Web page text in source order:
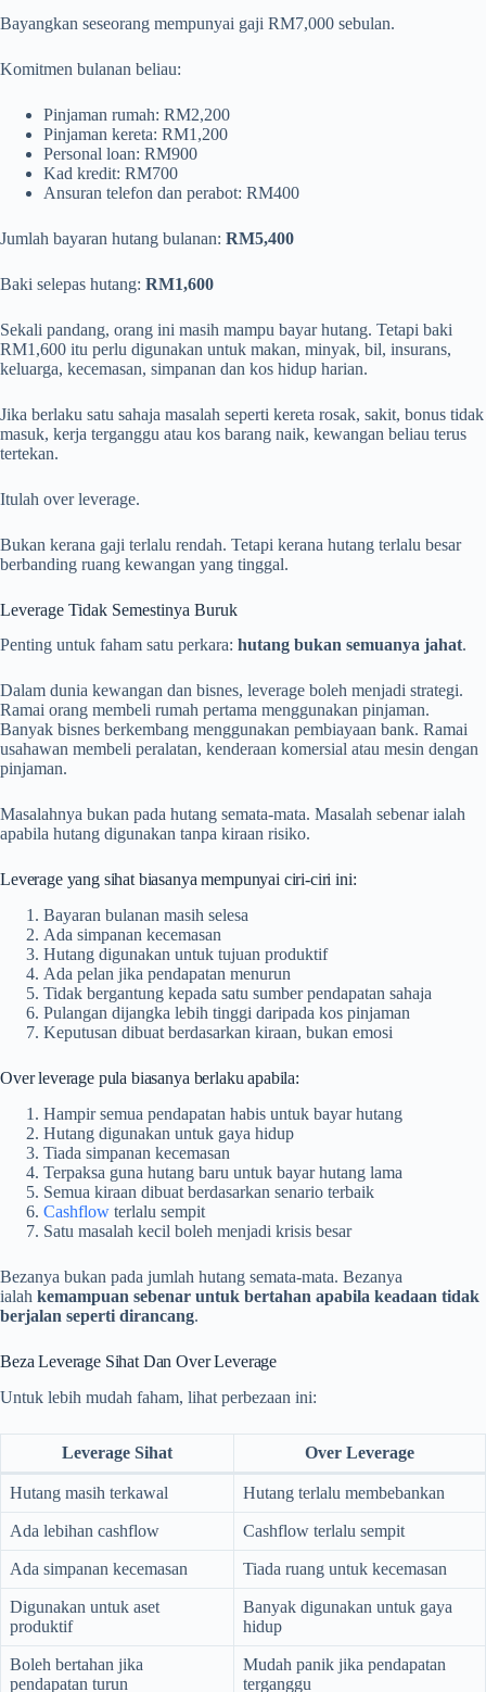
Bayangkan seseorang mempunyai gaji RM7,000 sebulan.
Komitmen bulanan beliau:
Pinjaman rumah: RM2,200
Pinjaman kereta: RM1,200
Personal loan: RM900
Kad kredit: RM700
Ansuran telefon dan perabot: RM400
Jumlah bayaran hutang bulanan: RM5,400
Baki selepas hutang: RM1,600
Sekali pandang, orang ini masih mampu bayar hutang. Tetapi baki
RM1,600 itu perlu digunakan untuk makan, minyak, bil, insurans,
keluarga, kecemasan, simpanan dan kos hidup harian.
Jika berlaku satu sahaja masalah seperti kereta rosak, sakit, bonus tidak
masuk, kerja terganggu atau kos barang naik, kewangan beliau terus
tertekan.
Itulah over leverage.
Bukan kerana gaji terlalu rendah. Tetapi kerana hutang terlalu besar
berbanding ruang kewangan yang tinggal.
Leverage Tidak Semestinya Buruk
Penting untuk faham satu perkara: hutang bukan semuanya jahat.
Dalam dunia kewangan dan bisnes, leverage boleh menjadi strategi.
Ramai orang membeli rumah pertama menggunakan pinjaman.
Banyak bisnes berkembang menggunakan pembiayaan bank. Ramai
usahawan membeli peralatan, kenderaan komersial atau mesin dengan
pinjaman.
Masalahnya bukan pada hutang semata-mata. Masalah sebenar ialah
apabila hutang digunakan tanpa kiraan risiko.
Leverage yang sihat biasanya mempunyai ciri-ciri ini:
Bayaran bulanan masih selesa
Ada simpanan kecemasan
Hutang digunakan untuk tujuan produktif
Ada pelan jika pendapatan menurun
Tidak bergantung kepada satu sumber pendapatan sahaja
Pulangan dijangka lebih tinggi daripada kos pinjaman
Keputusan dibuat berdasarkan kiraan, bukan emosi
Over leverage pula biasanya berlaku apabila:
Hampir semua pendapatan habis untuk bayar hutang
Hutang digunakan untuk gaya hidup
Tiada simpanan kecemasan
Terpaksa guna hutang baru untuk bayar hutang lama
Semua kiraan dibuat berdasarkan senario terbaik
Cashflow terlalu sempit
Satu masalah kecil boleh menjadi krisis besar
Bezanya bukan pada jumlah hutang semata-mata. Bezanya
ialah kemampuan sebenar untuk bertahan apabila keadaan tidak
berjalan seperti dirancang.
Beza Leverage Sihat Dan Over Leverage
Untuk lebih mudah faham, lihat perbezaan ini:
Leverage Sihat Over Leverage
Hutang masih terkawal Hutang terlalu membebankan
Ada lebihan cashflow Cashflow terlalu sempit
Ada simpanan kecemasan Tiada ruang untuk kecemasan
Digunakan untuk aset
produktif
Banyak digunakan untuk gaya
hidup
Boleh bertahan jika
pendapatan turun
Mudah panik jika pendapatan
terganggu